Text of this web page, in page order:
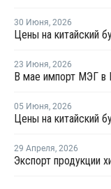
30 Июня, 2026
23 Июня, 2026
05 Июня, 2026
29 Апреля, 2026